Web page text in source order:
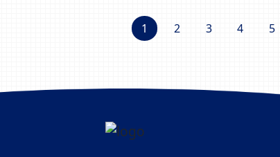
為全國第三家獲衛福
醫院歡迎諮詢脊髓損
1 2 3 4 5